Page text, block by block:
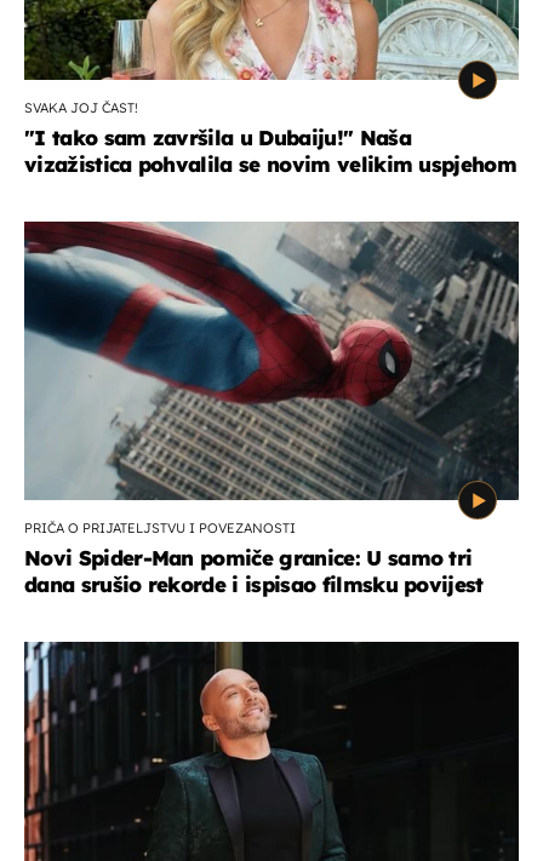
SVAKA JOJ ČAST!
"I tako sam završila u Dubaiju!" Naša
vizažistica pohvalila se novim velikim uspjehom
PRIČA O PRIJATELJSTVU I POVEZANOSTI
Novi Spider-Man pomiče granice: U samo tri
dana srušio rekorde i ispisao filmsku povijest